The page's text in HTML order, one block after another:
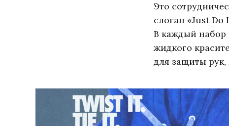
Это
слоган «Just
В каждый набор
жидкого
для защиты